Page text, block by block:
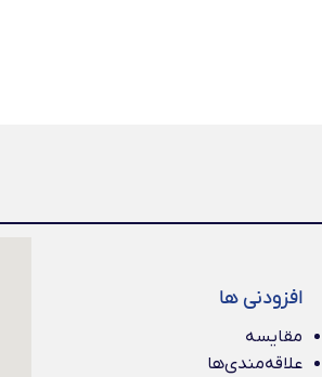
افزودنی ها
مقایسه
علاقه‌مندی‌ها